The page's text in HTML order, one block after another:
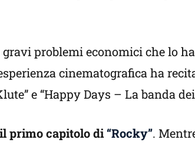
problemi economici che lo
cinematografica ha
e “Happy Days – La banda
primo capitolo di“Rocky”.